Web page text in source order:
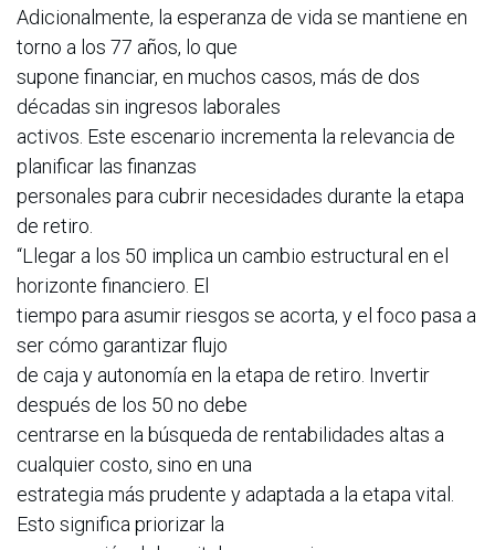
Adicionalmente, la esperanza de vida se mantiene en
torno a los 77 años, lo que
supone financiar, en muchos casos, más de dos
décadas sin ingresos laborales
activos. Este escenario incrementa la relevancia de
planificar las finanzas
personales para cubrir necesidades durante la etapa
de retiro.
“Llegar a los 50 implica un cambio estructural en el
horizonte financiero. El
tiempo para asumir riesgos se acorta, y el foco pasa a
ser cómo garantizar flujo
de caja y autonomía en la etapa de retiro. Invertir
después de los 50 no debe
centrarse en la búsqueda de rentabilidades altas a
cualquier costo, sino en una
estrategia más prudente y adaptada a la etapa vital.
Esto significa priorizar la